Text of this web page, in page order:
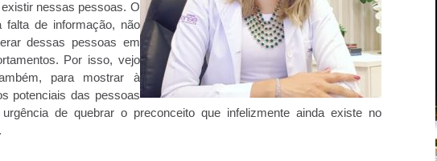
nessas pessoas. O
falta de informação, não
dessas pessoas em
Por isso, vejo
para mostrar à
potenciais das pessoas
de quebrar o preconceito que infelizmente ainda existe no